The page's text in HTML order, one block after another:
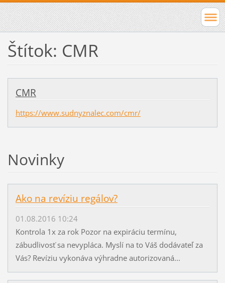
Štítok: CMR
CMR
https://www.sudnyznalec.com/cmr/
Novinky
Ako na revíziu regálov?
01.08.2016 10:24
Kontrola 1x za rok Pozor na expiráciu termínu,
zábudlivosť sa nevypláca. Myslí na to Váš dodávateľ za
Vás? Revíziu vykonáva výhradne autorizovaná...